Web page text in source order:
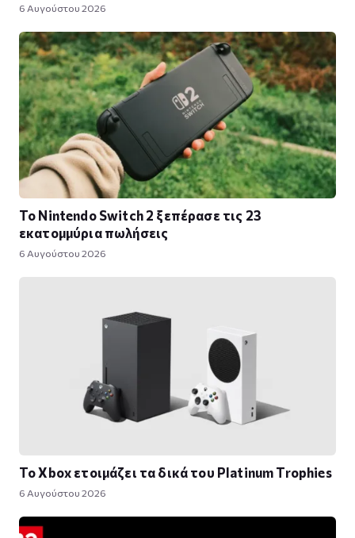
6 Αυγούστου 2026
Το Nintendo Switch 2 ξεπέρασε τις 23
εκατομμύρια πωλήσεις
6 Αυγούστου 2026
Το Xbox ετοιμάζει τα δικά του Platinum Trophies
6 Αυγούστου 2026